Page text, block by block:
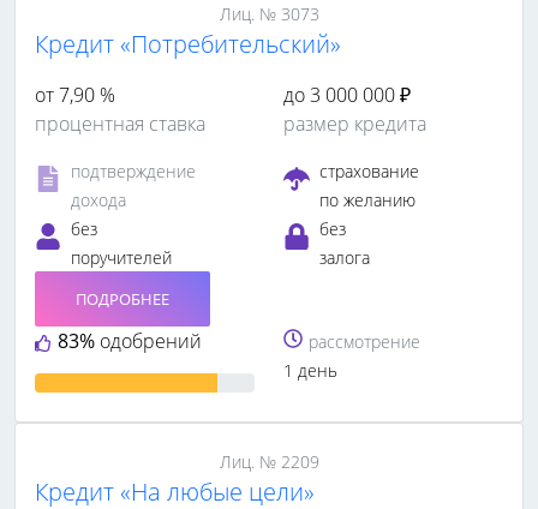
Лиц. № 3073
Кредит «Потребительский»
от 7,90 %
процентная ставка
до 3 000 000 ₽
размер кредита
подтверждение
дохода
страхование
по желанию
без
поручителей
без
залога
83% одобрений
ПОДРОБНЕЕ
рассмотрение
1 день
Лиц. № 2209
Кредит «На любые цели»